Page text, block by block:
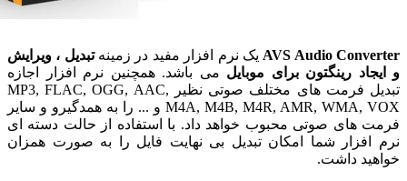
AVS Audioیک نرم افزار مفید در زمینه تبدیل ، ویرایش
رینگتون برای موبایل می باشد. همچنین نرم افزار اجازه
تبدیل فرمت های مختلف صوتی نظیر MP3, FLAC, OGG, AAC,
M4A, M4B, M4R, AMR, WMA, VOX و ... را به همدگیرو و سایر
صوتی محبوب خواهد داد. با استفاده از حالت دسته ای
شما امکان تبدیل بی نهایت فایل را به صورت همزان
داشت.